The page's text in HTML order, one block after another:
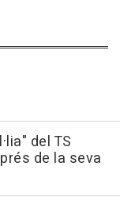
del TS
de la seva